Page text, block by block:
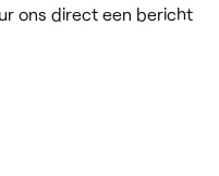
ons direct een bericht